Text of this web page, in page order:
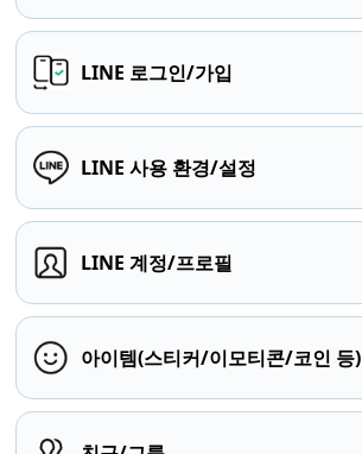
LINE 로그인/가입
LINE 사용 환경/설정
LINE 계정/프로필
아이템(스티커/이모티콘/코인 등)